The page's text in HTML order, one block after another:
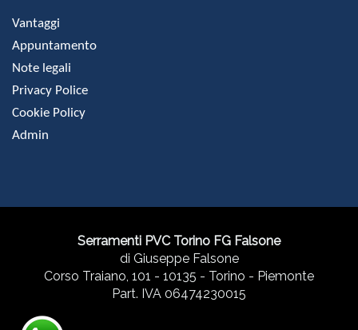
Vantaggi
Appuntamento
Note legali
Privacy Police
Cookie Policy
Admin
Serramenti PVC Torino FG Falsone
di Giuseppe Falsone
Corso Traiano, 101 - 10135 - Torino - Piemonte
Part. IVA 06474230015